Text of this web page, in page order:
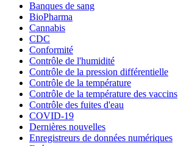
Banques de sang
BioPharma
Cannabis
CDC
Conformité
Contrôle de l'humidité
Contrôle de la pression différentielle
Contrôle de la température
Contrôle de la température des vaccins
Contrôle des fuites d'eau
COVID-19
Dernières nouvelles
Enregistreurs de données numériques